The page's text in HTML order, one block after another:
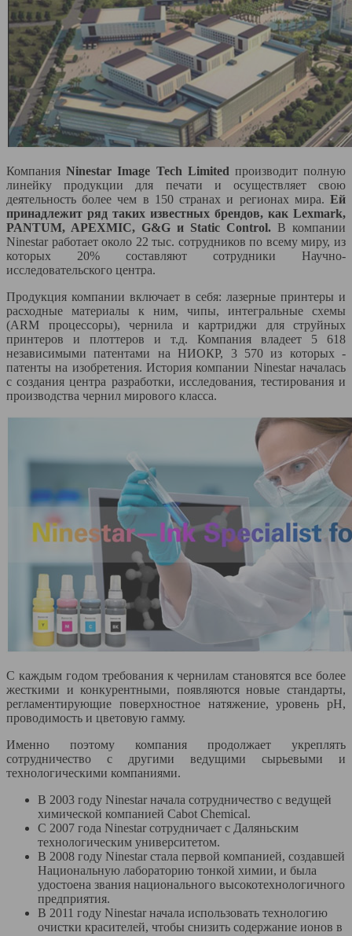
КомпанияNinestar Image Tech Limited производит полную
линейку продукции для печати и осуществляет свою
деятельность более чем в 150 странах и регионах мира. Ей
принадлежит ряд таких известных брендов, как Lexmark,
PANTUM, APEXMIC, G&G и Static Control. В компании
Ninestar работает около 22 тыс. сотрудников по всему миру, из
которых 20% составляют сотрудники Научно-
исследовательского центра.
Продукция компании включает в себя: лазерные принтеры и
расходные материалы к ним, чипы, интегральные схемы
(ARM процессоры), чернила и картриджи для струйных
принтеров и плоттеров и т.д. Компания владеет 5 618
независимыми патентами на НИОКР, 3 570 из которых -
патенты на изобретения. История компании Ninestar началась
с создания центра разработки, исследования, тестирования и
производства чернил мирового класса.
С каждым годом требования к чернилам становятся все более
жесткими и конкурентными, появляются новые стандарты,
регламентирующие поверхностное натяжение, уровень pH,
проводимость и цветовую гамму.
Именно поэтому компания продолжает укреплять
сотрудничество с другими ведущими сырьевыми и
технологическими компаниями.
В 2003 году Ninestar начала сотрудничество с ведущей
химической компанией Cabot Chemical.
С 2007 года Ninestar сотрудничает с Даляньским
технологическим университетом.
В 2008 году Ninestar стала первой компанией, создавшей
Национальную лабораторию тонкой химии, и была
удостоена звания национального высокотехнологичного
предприятия.
В 2011 году Ninestar начала использовать технологию
очистки красителей, чтобы снизить содержание ионов в